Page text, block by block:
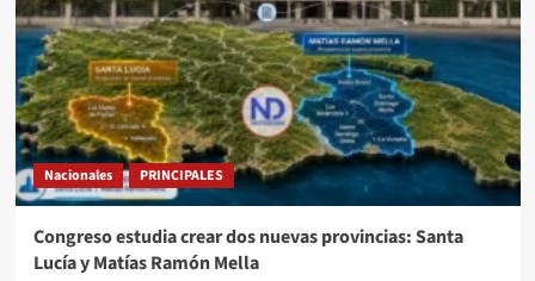
Nacionales PRINCIPALES
Congreso estudia crear dos nuevas provincias: Santa
Lucía y Matías Ramón Mella